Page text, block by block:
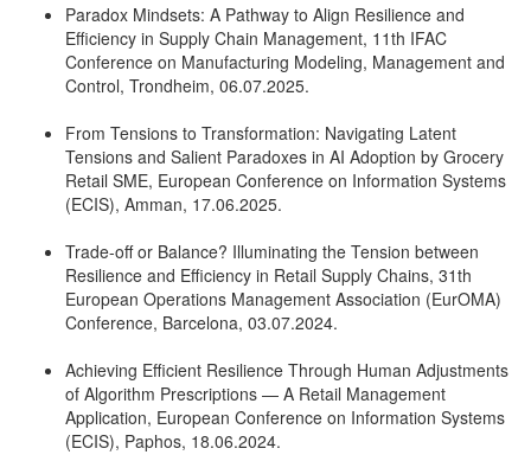
Paradox Mindsets: A Pathway to Align Resilience and
Efficiency in Supply Chain Management, 11th IFAC
Conference on Manufacturing Modeling, Management and
Control, Trondheim, 06.07.2025.
From Tensions to Transformation: Navigating Latent
Tensions and Salient Paradoxes in AI Adoption by Grocery
Retail SME, European Conference on Information Systems
(ECIS), Amman, 17.06.2025.
Trade-off or Balance? Illuminating the Tension between
Resilience and Efficiency in Retail Supply Chains, 31th
European Operations Management Association (EurOMA)
Conference, Barcelona, 03.07.2024.
Achieving Efficient Resilience Through Human Adjustments
of Algorithm Prescriptions — A Retail Management
Application, European Conference on Information Systems
(ECIS), Paphos, 18.06.2024.